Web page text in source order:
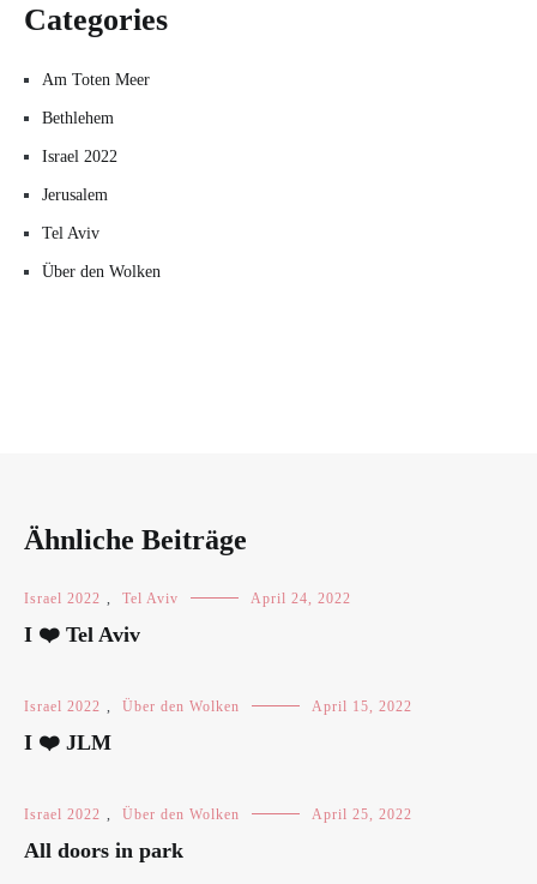
Categories
Am Toten Meer
Bethlehem
Israel 2022
Jerusalem
Tel Aviv
Über den Wolken
Ähnliche Beiträge
Israel 2022 , Tel Aviv April 24, 2022
I ❤️ Tel Aviv
Israel 2022 , Über den Wolken April 15, 2022
I ❤️ JLM
Israel 2022 , Über den Wolken April 25, 2022
All doors in park